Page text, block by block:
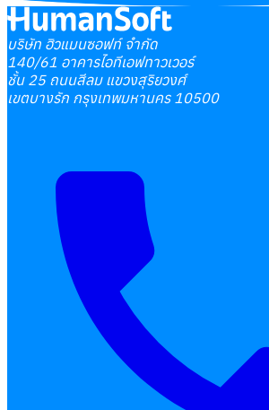
เลือกหัวข้อที่คุณสนใจ
โปรแกรมบริหารงานบุคคล
การคิดเงินเดือน
เอกสารออนไลน์
บริษัท ฮิวแมนซอฟท์ จำกัด
140/61 อาคารไอทีเอฟทาวเวอร์
ชั้น 25 ถนนสีลม แขวงสุริยวงศ์
เขตบางรัก กรุงเทพมหานคร 10500